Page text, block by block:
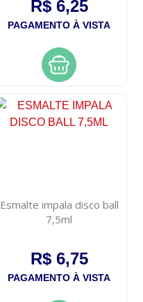
R$ 6,25
PAGAMENTO À VISTA
Esmalte impala disco ball
7,5ml
R$ 6,75
PAGAMENTO À VISTA